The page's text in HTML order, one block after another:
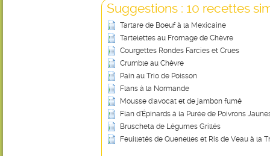
Suggestions : 10 recettes
Tartare de Boeuf à la Mexicaine
Tartelettes au Fromage de Chèvre
Courgettes Rondes Farcies et Crues
Crumble au Chèvre
Pain au Trio de Poisson
Flans à la Normande
Mousse d'avocat et de jambon fumé
Flan d’Épinards à la Purée de Poivrons
Bruscheta de Légumes Grillés
Feuilletés de Quenelles et Ris de Veau à la